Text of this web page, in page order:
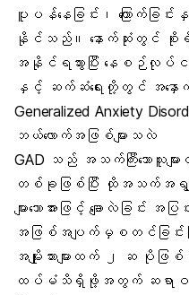
ပူပန်နေခြင်း၊ ကြောက်ခြ
နိုင်သည်။ နောက်ဆုံးတွင်
အနိုင်ရသွားပြီး နေစဉ်လုပ်ငန်
နှင့် ဆက်ဆံရေးတို့တွင် အနှေ
Generalized Anxiety
ဘယ်လောက်အဖြစ်များသလဲ
GAD သည် အသက်ကြီးသောသူမျာ
တစ်ခုဖြစ်ပြီး ထိုအသက်အရွယ်
များသောအားဖြင့် ချောလဲခြင်း
အဖြစ်အပျက်မှစတင်ခြင်းဖ
အမျိုးသားများထက် ၂ ဆ ပို
ထပ်မံသိရှိဖို့အတွက် ဆရာဝ